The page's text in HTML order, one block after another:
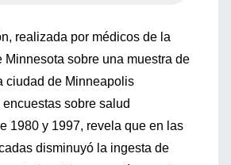
realizada por médicos de la
Minnesota sobre una muestra de
ciudad de Minneapolis
sobre salud
1980 y 1997, revela que en las
disminuyó la ingesta de